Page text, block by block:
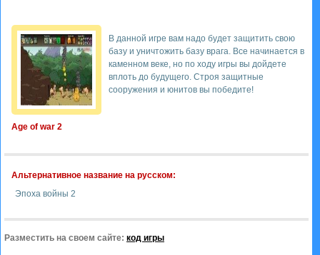
Age of war 2
В данной игре вам надо будет защитить свою
базу и уничтожить базу врага. Все начинается в
каменном веке, но по ходу игры вы дойдете
вплоть до будущего. Строя защитные
сооружения и юнитов вы победите!
Альтернативное название на русском:
Эпоха войны 2
Разместить на своем сайте: код игры